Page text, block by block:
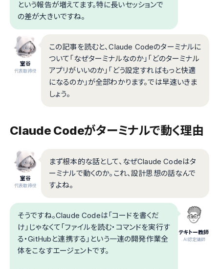
という報告が増えてます。特に長いセッションで
の差が大きいですね。
室谷
代表取締役
この記事を読むと、Claude Codeのターミナルに
ついて「なぜターミナルなのか」「どのターミナル
アプリがいいのか」「どう設定すればもっと快適
になるのか」が全部わかります。では早速いきま
しょう。
Claude Codeがターミナルで動く理由
室谷
代表取締役
まず根本的な話として、なぜClaude Codeはタ
ーミナルで動くのか。これ、設計思想の話なんで
すよね。
テキトー教師
.AI認定講師
そうですね。Claude Codeは「コードを書くだ
け」じゃなくて「ファイルを読む・コマンドを実行す
る・GitHubと連携する」という一連の開発作業全
体をこなすエージェントです。